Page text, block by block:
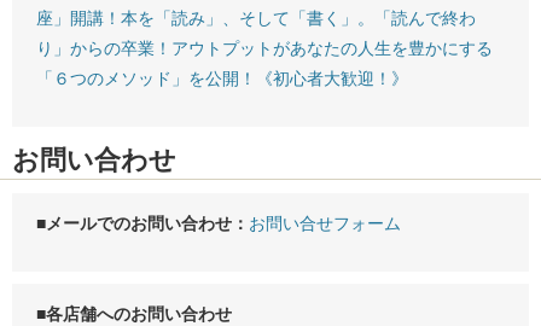
座」開講！本を「読み」、そして「書く」。「読んで終わ
り」からの卒業！アウトプットがあなたの人生を豊かにする
「６つのメソッド」を公開！《初心者大歓迎！》
お問い合わせ
■メールでのお問い合わせ： お問い合せフォーム
■各店舗へのお問い合わせ